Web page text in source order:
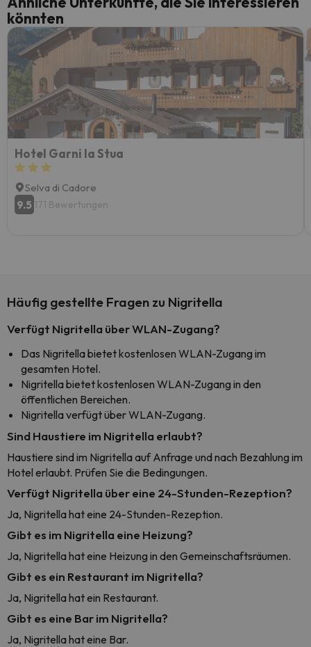
könnten
Hotel Garni la Stua
Selva di Cadore
9.5 171 Bewertungen
Häufig gestellte Fragen zu Nigritella
Verfügt Nigritella über WLAN-Zugang?
Das Nigritella bietet kostenlosen WLAN-Zugang im
gesamten Hotel.
Nigritella bietet kostenlosen WLAN-Zugang in den
öffentlichen Bereichen.
Nigritella verfügt über WLAN-Zugang.
Sind Haustiere im Nigritella erlaubt?
Haustiere sind im Nigritella auf Anfrage und nach Bezahlung im
Hotel erlaubt. Prüfen Sie die Bedingungen.
Verfügt Nigritella über eine 24-Stunden-Rezeption?
Ja, Nigritella hat eine 24-Stunden-Rezeption.
Gibt es im Nigritella eine Heizung?
Ja, Nigritella hat eine Heizung in den Gemeinschaftsräumen.
Gibt es ein Restaurant im Nigritella?
Ja, Nigritella hat ein Restaurant.
Gibt es eine Bar im Nigritella?
Ja, Nigritella hat eine Bar.